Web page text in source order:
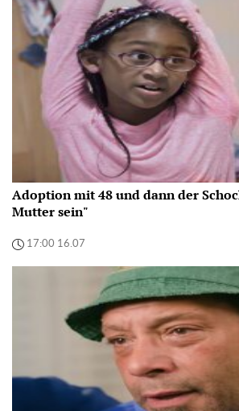
Adoption mit 48 und dann der
Mutter sein"
17:00 16.07